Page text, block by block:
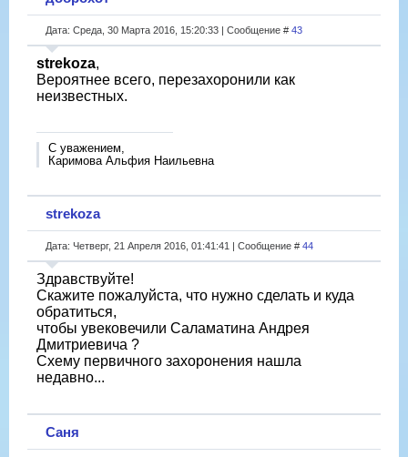
Дата: Среда, 30 Марта 2016, 15:20:33 | Сообщение # 43
strekoza,
Вероятнее всего, перезахоронили как
неизвестных.
С уважением,
Каримова Альфия Наильевна
strekoza
Дата: Четверг, 21 Апреля 2016, 01:41:41 | Сообщение # 44
Здравствуйте!
Скажите пожалуйста, что нужно сделать и куда
обратиться,
чтобы увековечили Саламатина Андрея
Дмитриевича ?
Схему первичного захоронения нашла
недавно...
Саня